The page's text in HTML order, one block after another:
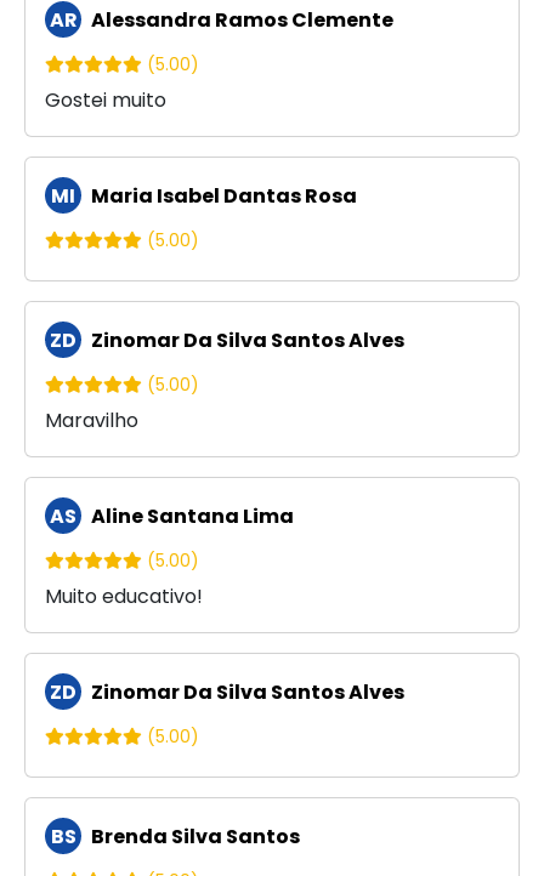
AR Alessandra Ramos Clemente
(5.00)
Gostei muito
MI Maria Isabel Dantas Rosa
(5.00)
ZD Zinomar Da Silva Santos Alves
(5.00)
Maravilho
AS Aline Santana Lima
(5.00)
Muito educativo!
ZD Zinomar Da Silva Santos Alves
(5.00)
BS Brenda Silva Santos